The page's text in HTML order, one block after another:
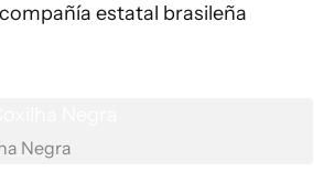
estatal brasileña
Negra